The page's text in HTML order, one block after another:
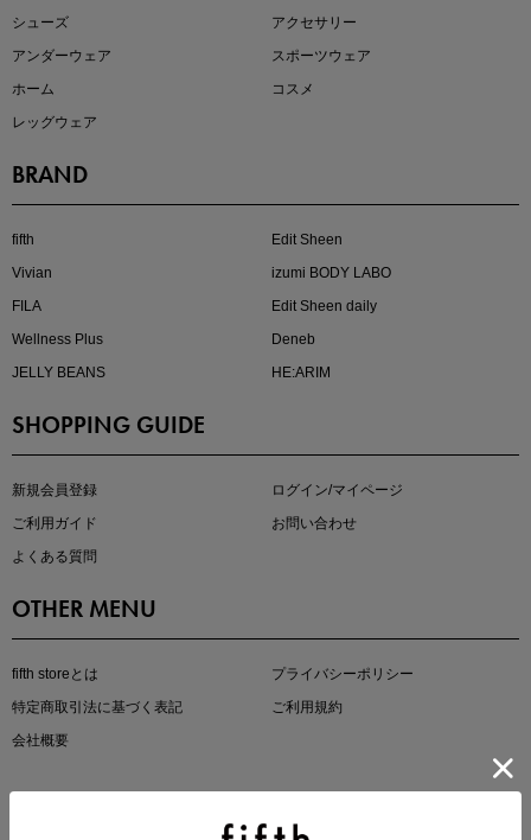
近日販売のアイテムを先見せ
真夏のオフィスカジュアル
シューズ
アクセサリー
アンダーウェア
スポーツウェア
ホーム
コスメ
レッグウェア
BRAND
fifth
Edit Sheen
Vivian
izumi BODY LABO
FILA
Edit Sheen daily
Wellness Plus
Deneb
JELLY BEANS
HE:ARIM
SHOPPING GUIDE
新規会員登録
ログイン/マイページ
ご利用ガイド
お問い合わせ
よくある質問
OTHER MENU
fifth storeとは
プライバシーポリシー
特定商取引法に基づく表記
ご利用規約
会社概要